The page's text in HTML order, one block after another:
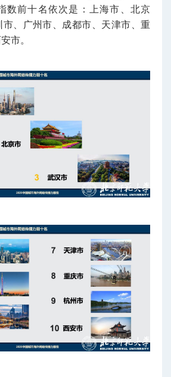
数前十名依次是：上海市、北京
、广州市、成都市、天津市、重
市。